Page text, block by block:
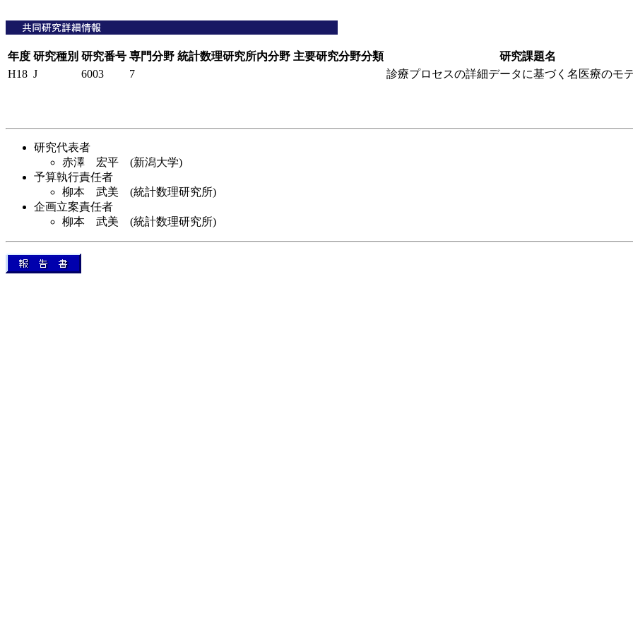
年度 研究種別 研究番号 専門分野 統計数理研究所内分野 主要研究分野分類
研究課題名
H18 J 6003 7 診療プロセスの詳細データに基づく名医療のモ
研究代表者
赤澤 宏平 (新潟大学)
予算執行責任者
柳本 武美 (統計数理研究所)
企画立案責任者
柳本 武美 (統計数理研究所)